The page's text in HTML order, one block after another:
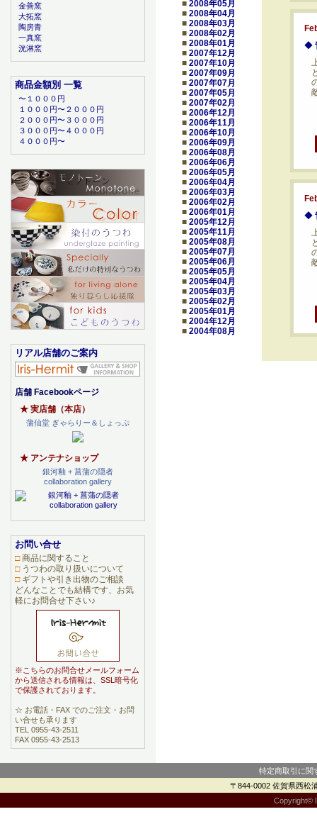
◆
◆
■ 2008年05月
■ 2008年04月
■ 2008年03月
■ 2008年02月
■ 2008年01月
■ 2007年12月
■ 2007年10月
■ 2007年09月
■ 2007年07月
■ 2007年05月
■ 2007年02月
■ 2006年12月
■ 2006年11月
■ 2006年10月
■ 2006年09月
■ 2006年08月
■ 2006年06月
■ 2006年05月
■ 2006年04月
■ 2006年03月
■ 2006年02月
■ 2006年01月
■ 2005年12月
■ 2005年11月
■ 2005年08月
■ 2005年07月
■ 2005年06月
■ 2005年05月
■ 2005年04月
■ 2005年03月
■ 2005年02月
■ 2005年01月
■ 2004年12月
■ 2004年08月
金善窯
大拓窯
陶房青
一真窯
洸淋窯
商品金額別 一覧
〜１０００円
１０００円〜２０００円
２０００円〜３０００円
３０００円〜４０００円
４０００円〜
リアル店舗のご案内
店舗 Facebookページ
★ 実店舗（本店）
蒲仙堂 ぎゃらりー＆しょっぷ
★ アンテナショップ
銀河釉 + 菖蒲の隠者
collaboration gallery
お問い合せ
□商品に関すること
□うつわの取り扱いについて
□ギフトや引き出物のご相談
どんなことでも結構です、お気
軽にお問合せ下さい♪
※こちらのお問合せメールフォーム
から送信される情報は、SSL暗号化
で保護されております。
☆ お電話・FAX でのご注文・お問
い合せも承ります
TEL 0955-43-2511
FAX 0955-43-2513
特定商取引に関
〒844-0002 佐賀県西松
Copyright©